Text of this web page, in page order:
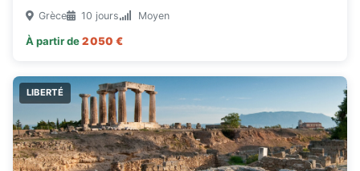
Grèce 10 jours Moyen
À partir de2 050 €
LIBERTÉ